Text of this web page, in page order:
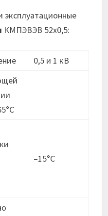
эксплуатационные
КМПЭВЭВ 52х0,5:
0,5 и 1 кВ
–15°C